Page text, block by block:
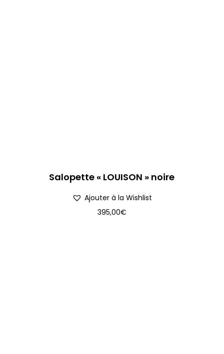
Salopette « LOUISON » noire
Ajouter à la Wishlist
395,00€